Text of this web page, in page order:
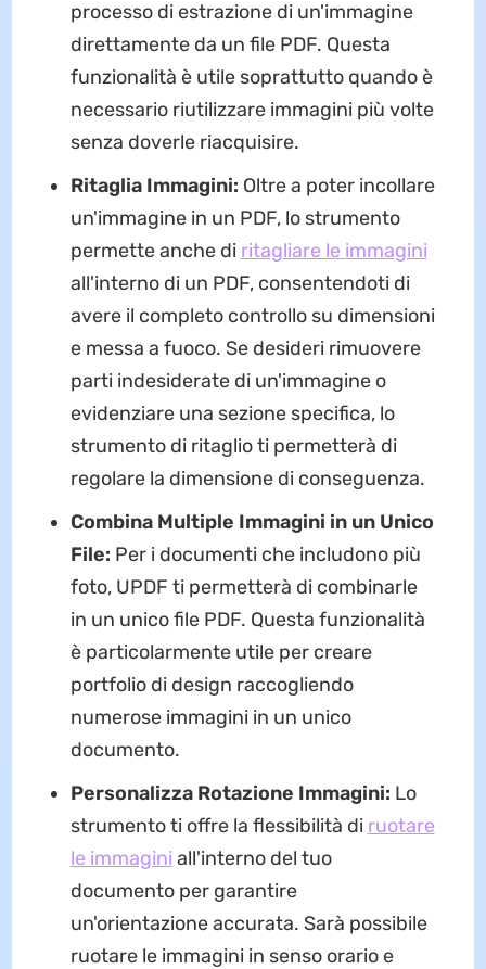
processo di estrazione di un'immagine
direttamente da un file PDF. Questa
funzionalità è utile soprattutto quando è
necessario riutilizzare immagini più volte
senza doverle riacquisire.
Ritaglia Immagini: Oltre a poter incollare
un'immagine in un PDF, lo strumento
permette anche di ritagliare le immagini
all'interno di un PDF, consentendoti di
avere il completo controllo su dimensioni
e messa a fuoco. Se desideri rimuovere
parti indesiderate di un'immagine o
evidenziare una sezione specifica, lo
strumento di ritaglio ti permetterà di
regolare la dimensione di conseguenza.
Combina Multiple Immagini in un Unico
File: Per i documenti che includono più
foto, UPDF ti permetterà di combinarle
in un unico file PDF. Questa funzionalità
è particolarmente utile per creare
portfolio di design raccogliendo
numerose immagini in un unico
documento.
Personalizza Rotazione Immagini: Lo
strumento ti offre la flessibilità di ruotare
le immagini all'interno del tuo
documento per garantire
un'orientazione accurata. Sarà possibile
ruotare le immagini in senso orario e